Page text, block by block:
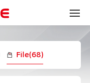
File(68)